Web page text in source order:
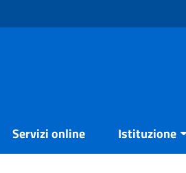
Servizi online Istituzione